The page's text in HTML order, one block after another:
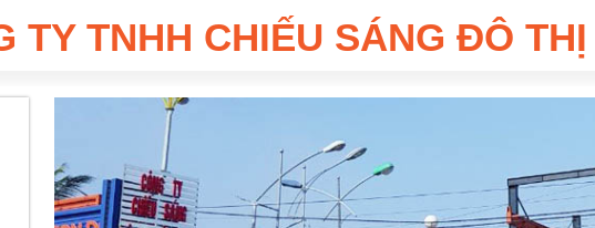
TY TNHH CHIẾU SÁNG ĐÔ